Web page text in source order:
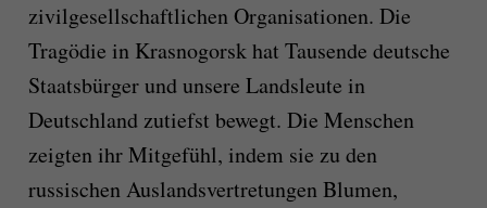
zivilgesellschaftlichen Organisationen. Die
Tragödie in Krasnogorsk hat Tausende deutsche
Staatsbürger und unsere Landsleute in
Deutschland zutiefst bewegt. Die Menschen
zeigten ihr Mitgefühl, indem sie zu den
russischen Auslandsvertretungen Blumen,